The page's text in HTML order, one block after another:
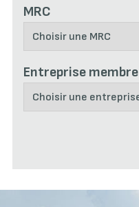
MRC
Entreprise membre